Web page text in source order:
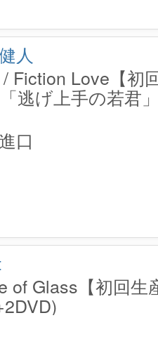
人
/ Fiction Love【初
逃げ上手の若君
口
of Glass【初回生